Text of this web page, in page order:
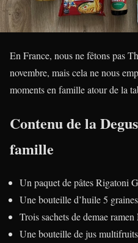
En France, nous ne fêtons pas
novembre, mais cela ne nous
moments en famille atour de la
Contenu de la
famille
Un paquet de pâtes Rigatoni
Une bouteille d’huile 5
Trois sachets de demae ramen
Une bouteille de jus